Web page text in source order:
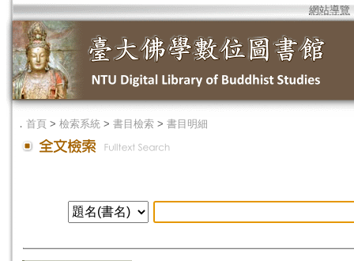
網站導覽
． 首頁 > 檢索系統 > 書目檢索 > 書目明細